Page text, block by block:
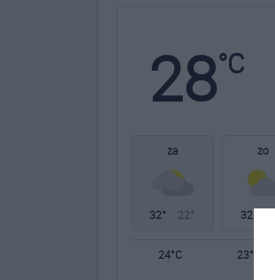
28°C
za
32° 22°
zo
32°
24°C 23°C